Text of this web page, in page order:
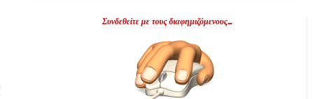
Συνδεθείτε με τους διαφημιζόμενους...